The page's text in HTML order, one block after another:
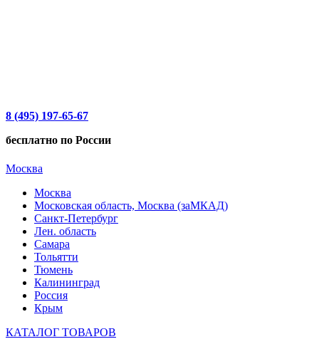
8 (495) 197-65-67
бесплатно по России
Москва
Москва
Московская область, Москва (заМКАД)
Санкт-Петербург
Лен. область
Самара
Тольятти
Тюмень
Калининград
Россия
Крым
КАТАЛОГ ТОВАРОВ